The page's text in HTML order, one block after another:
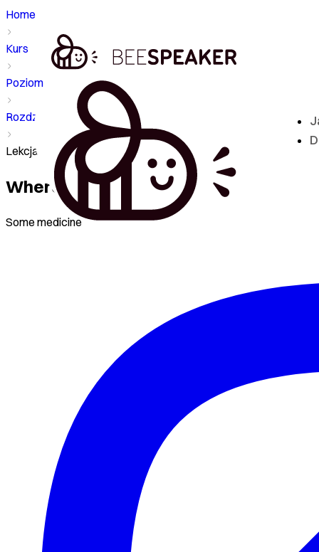
Home
Kurs
Poziom - S2
Rozdział
Lekcja - Where can I get some medicine?
Where can I get some medicine?
Some medicine